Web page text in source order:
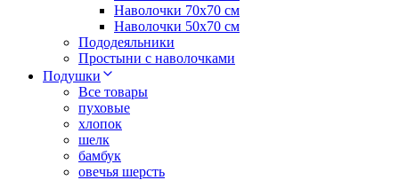
Наволочки 70x70 cм
Наволочки 50х70 см
Пододеяльники
Простыни с наволочками
Подушки
Все товары
пуховые
хлопок
шелк
бамбук
овечья шерсть